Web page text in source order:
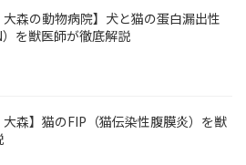
大森の動物病院】犬と猫の蛋白漏出性
を獣医師が徹底解説
大森】猫のFIP（猫伝染性腹膜炎）を獣